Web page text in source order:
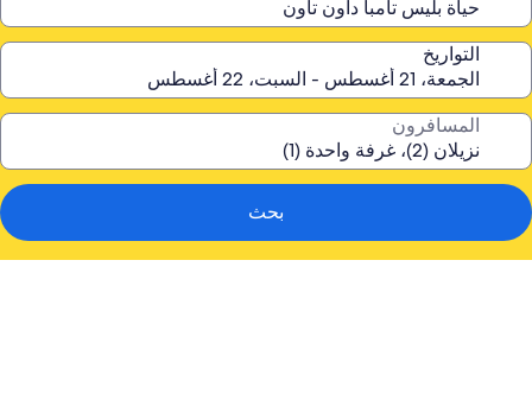
التواريخ
المسافرون
بحث